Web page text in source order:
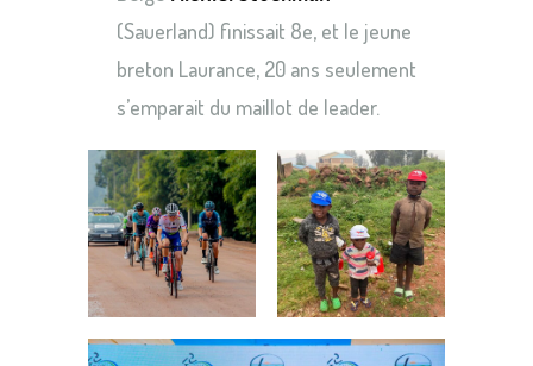
(Sauerland) finissait 8e, et le jeune
breton Laurance, 20 ans seulement
s’emparait du maillot de leader.